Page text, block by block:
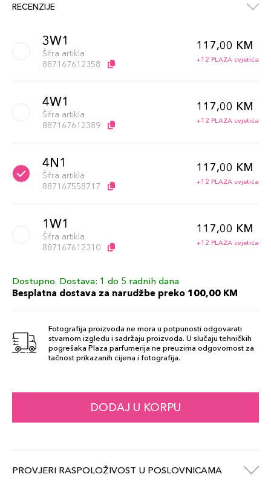
RECENZIJE
3W1
Šifra artikla
887167612358
117,00 KM
+12 PLAZA cvjetića
4W1
Šifra artikla
887167612389
117,00 KM
+12 PLAZA cvjetića
4N1
Šifra artikla
887167558717
117,00 KM
+12 PLAZA cvjetića
1W1
Šifra artikla
887167612310
117,00 KM
+12 PLAZA cvjetića
2N1
Šifra artikla
117,00 KM
3N1
Šifra artikla
117,00 KM
1N1 117,00 KM
Dostupno. Dostava: 1 do 5 radnih dana
Besplatna dostava za narudžbe preko 100,00 KM
Fotografija proizvoda ne mora u potpunosti odgovarati
stvarnom izgledu i sadržaju proizvoda. U slučaju tehničkih
pogrešaka Plaza parfumerija ne preuzima odgovornost za
tačnost prikazanih cijena i fotografija.
DODAJ U KORPU
PROVJERI RASPOLOŽIVOST U POSLOVNICAMA